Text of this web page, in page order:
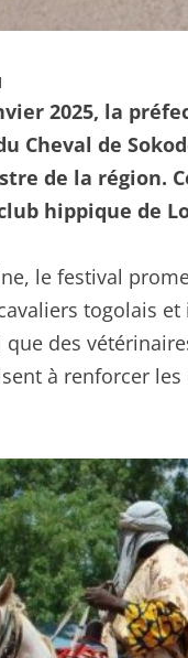
2025, la
Cheval de
de la région.
hippique de
le festival
togolais
des
à renforcer